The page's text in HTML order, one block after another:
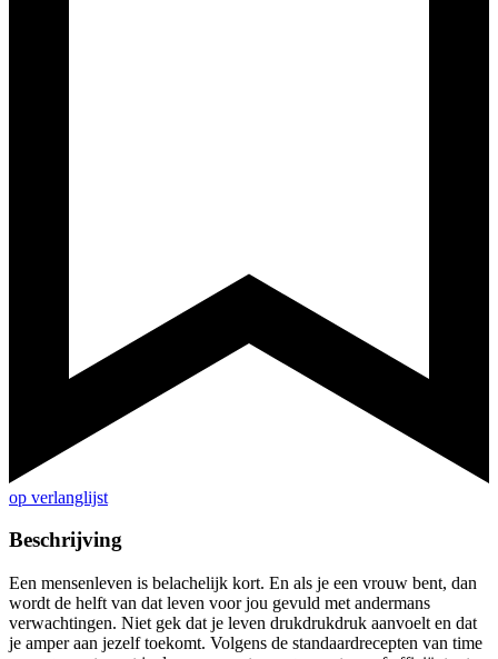
op verlanglijst
Beschrijving
Een mensenleven is belachelijk kort. En als je een vrouw bent, dan
wordt de helft van dat leven voor jou gevuld met andermans
verwachtingen. Niet gek dat je leven drukdrukdruk aanvoelt en dat
je amper aan jezelf toekomt. Volgens de standaardrecepten van time